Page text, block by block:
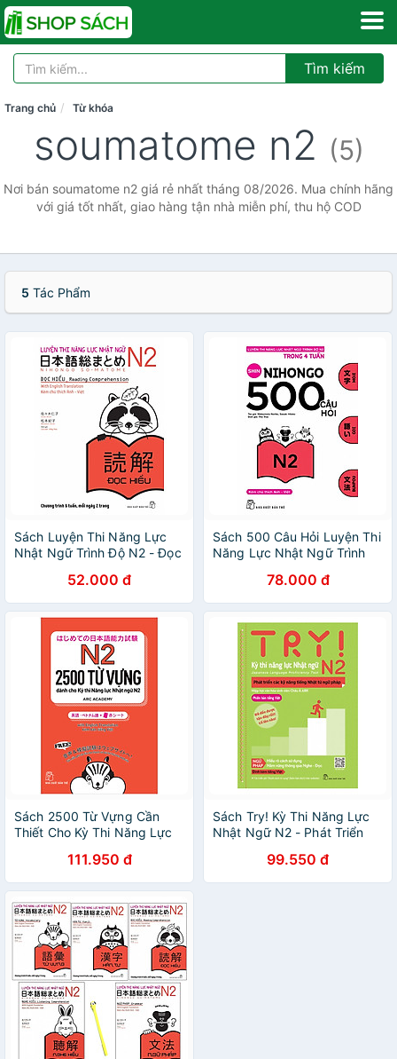
Tìm kiếm
Trang chủ Từ khóa
soumatome n2 (5)
Nơi bán soumatome n2 giá rẻ nhất tháng 08/2026. Mua chính hãng
với giá tốt nhất, giao hàng tận nhà miễn phí, thu hộ COD
5 Tác Phẩm
Sách Luyện Thi Năng Lực
Nhật Ngữ Trình Độ N2 - Đọc
52.000 đ
Sách 500 Câu Hỏi Luyện Thi
Năng Lực Nhật Ngữ Trình
78.000 đ
Sách 2500 Từ Vựng Cần
Thiết Cho Kỳ Thi Năng Lực
111.950 đ
Sách Try! Kỳ Thi Năng Lực
Nhật Ngữ N2 - Phát Triển
Ngữ Pháp (Phiên Bản Tiếng
Việt)
99.550 đ